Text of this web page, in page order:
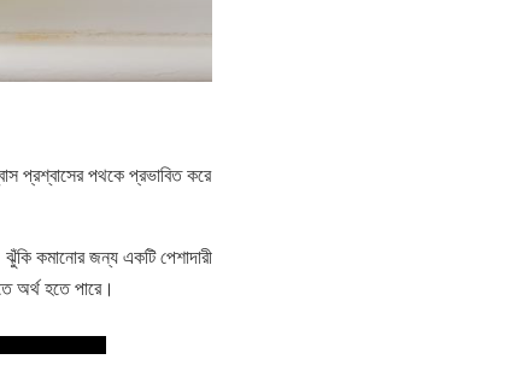
প্রশ্বাসের পথকে প্রভাবিত করে
কমানোর জন্য একটি পেশাদারী
অর্থ হতে পারে।